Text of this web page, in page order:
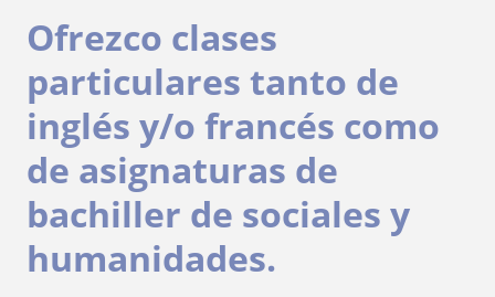
Ofrezco clases
particulares tanto de
inglés y/o francés como
de asignaturas de
bachiller de sociales y
humanidades.